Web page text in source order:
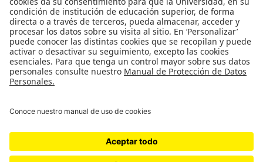
Política
Cultura
Medio ambiente
Medios y periodismo
Ciudad
¿Quiénes somos?